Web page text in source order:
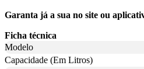
Garanta já a sua no site ou
Ficha técnica
Modelo
Capacidade (Em Litros)